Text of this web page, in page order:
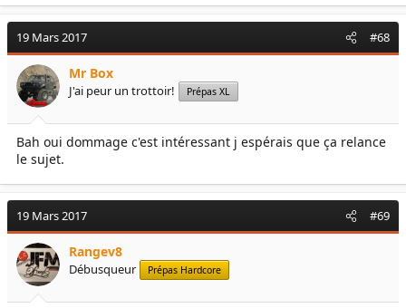
19 Mars 2017 #68
Mr Box
J'ai peur un trottoir! Prépas XL
Bah oui dommage c'est intéressant j espérais que ça relance
le sujet.
19 Mars 2017 #69
Rangev8
Débusqueur Prépas Hardcore